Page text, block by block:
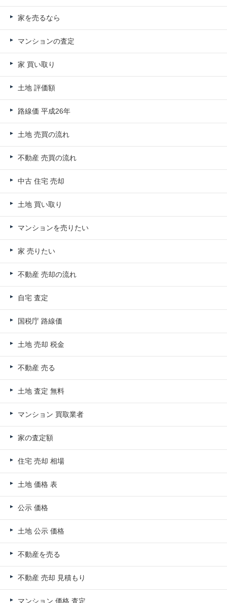
家を売るなら
マンションの査定
家 買い取り
土地 評価額
路線価 平成26年
土地 売買の流れ
不動産 売買の流れ
中古 住宅 売却
土地 買い取り
マンションを売りたい
家 売りたい
不動産 売却の流れ
自宅 査定
国税庁 路線価
土地 売却 税金
不動産 売る
土地 査定 無料
マンション 買取業者
家の査定額
住宅 売却 相場
土地 価格 表
公示 価格
土地 公示 価格
不動産を売る
不動産 売却 見積もり
マンション 価格 査定